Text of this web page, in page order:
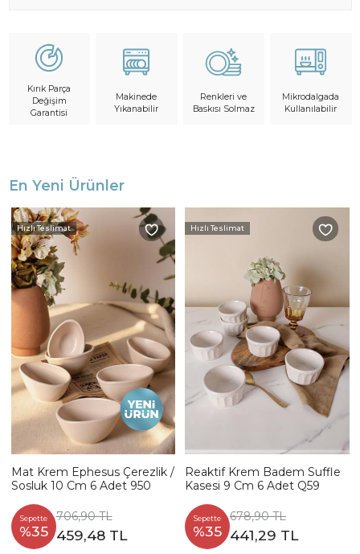
Kırık Parça
Değişim
Garantisi
Makinede
Yıkanabilir
Renkleri ve
Baskısı Solmaz
Mikrodalgada
Kullanılabilir
En Yeni Ürünler
Hızlı Teslimat
Mat Krem Ephesus Çerezlik /
Sosluk 10 Cm 6 Adet 950
Sepette
%35
706,90 TL
459,48 TL
Hızlı Teslimat
Reaktif Krem Badem Suffle
Kasesi 9 Cm 6 Adet Q59
Sepette
%35
678,90 TL
441,29 TL